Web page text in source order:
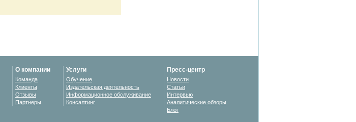
О компании
Команда
Клиенты
Отзывы
Партнеры
Услуги
Обучение
Издательская деятельность
Информационное обслуживание
Консалтинг
Пресс-центр
Новости
Статьи
Интервью
Аналитические обзоры
Блог